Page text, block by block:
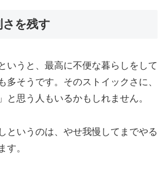
を残す
いうと、最高に不便な暮らしをして
多そうです。そのストイックさに、
思う人もいるかもしれません。
というのは、やせ我慢してまでやる
す。